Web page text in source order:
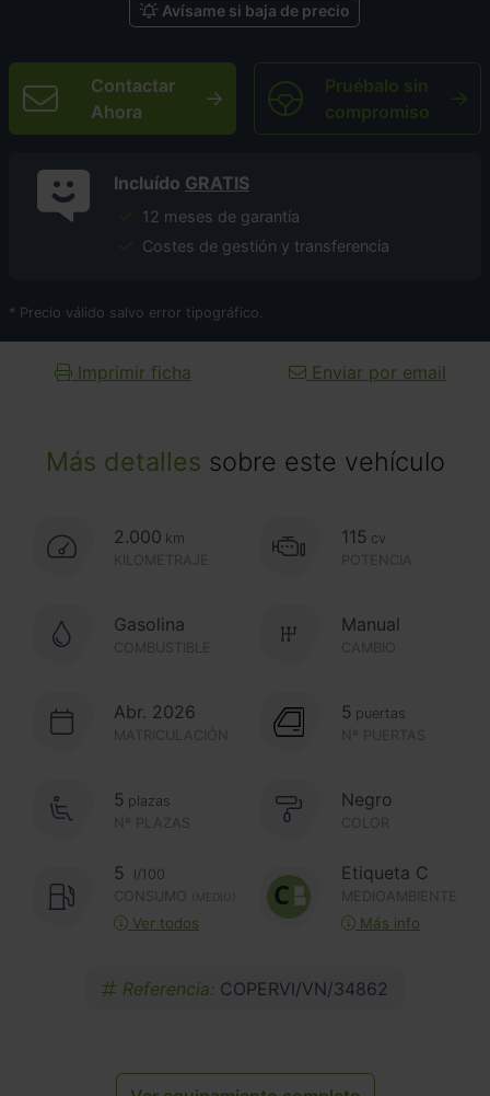
Más detalles sobre este vehículo
2.000 km
KILOMETRAJE
115 cv
POTENCIA
Gasolina
COMBUSTIBLE CAMBIO
Manual
Abr. 2026
MATRICULACIÓN Nº PUERTAS
5 puertas
Nº PLAZAS
5 plazas Negro
COLOR
5
l/100
CONSUMO
(MEDIO)
Ver todos
Etiqueta C
MEDIOAMBIENTE
Más info
Referencia: COPERVI/VN/34862
Avísame si baja de precio
Contactar
Ahora
Pruébalo sin
compromiso
Incluído GRATIS
12 meses de garantía
Costes de gestión y transferencia
* Precio válido salvo error tipográfico.
Imprimir ficha Enviar por email